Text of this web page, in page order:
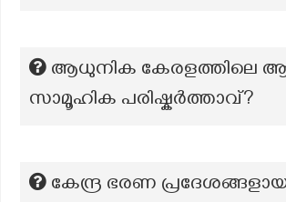
ആധുനിക കേരളത്തിലെ
സാമൂഹിക പരിഷ്കർത്താവ്?
കേന്ദ്ര ഭരണ